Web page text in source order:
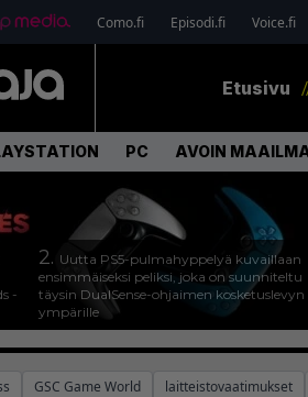
Como.fi Episodi.fi Voice.fi
Etusivu
PC AVOIN
-
2. Uutta PS5-pulmahyppelyä kuvaillaan
ensimmäiseksi peliksi, joka on suunniteltu
täysin DualSense-ohjaimen kosketuslevyn
ympärille
GSC Game World laitteistovaatimukset